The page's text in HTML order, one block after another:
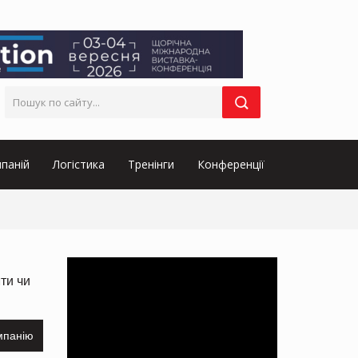
Логістика Тренінги Конференції
чи